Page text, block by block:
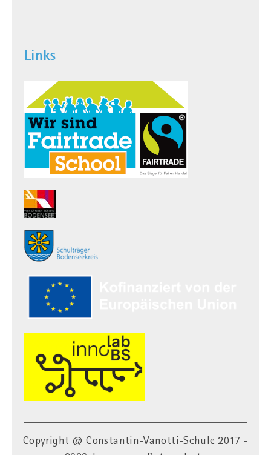
Links
Copyright @Constantin-Vanotti-Schule 2017 -